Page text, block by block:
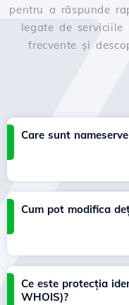
pentru a răspunde
legate de serviciile
frecvente și
Care sunt
Cum pot modifica
Ce este protecția
WHOIS)?